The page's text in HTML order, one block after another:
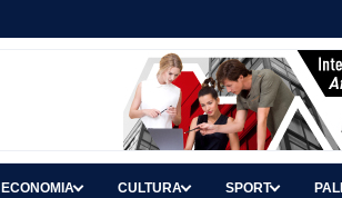
ECONOMIA CULTURA SPORT